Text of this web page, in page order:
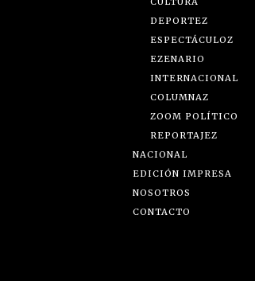
DEPORTEZ
ESPECTÁCULOZ
EZENARIO
INTERNACIONAL
COLUMNAZ
ZOOM POLÍTICO
REPORTAJEZ
NACIONAL
EDICIÓN IMPRESA
NOSOTROS
CONTACTO